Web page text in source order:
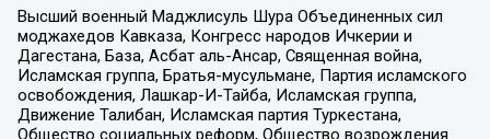
Высший военный Маджлисуль Шура Объединенных сил
моджахедов Кавказа, Конгресс народов Ичкерии и
Дагестана, База, Асбат аль-Ансар, Священная война,
Исламская группа, Братья-мусульмане, Партия исламского
освобождения, Лашкар-И-Тайба, Исламская группа,
Движение Талибан, Исламская партия Туркестана,
Общество социальных реформ, Общество возрождения